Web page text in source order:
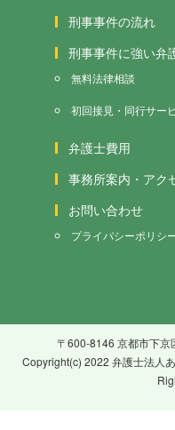
刑事事件の流れ
刑事事件に強い弁
無料法律相談
初回接見・同行サー
弁護士費用
事務所案内・アク
お問い合わせ
プライバシーポリシ
〒600-8146 京都市下京
Copyright(c) 2022 弁護士法人